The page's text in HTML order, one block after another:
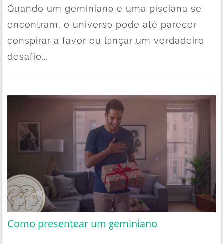
Quando um geminiano e uma pisciana se
encontram, o universo pode até parecer
conspirar a favor ou lançar um verdadeiro
desafio...
Como presentear um geminiano